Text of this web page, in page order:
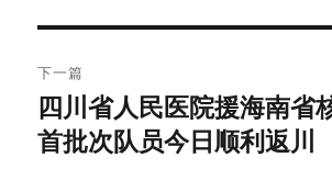
航
章：
下一篇
下
篇
四川省人民医院援海南省
首批次队员今日顺利返川